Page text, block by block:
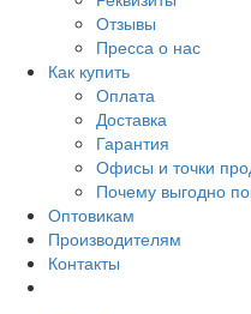
Отзывы
Пресса о нас
Как купить
Оплата
Доставка
Гарантия
Офисы и точки
Почему выгодно
Оптовикам
Производителям
Контакты